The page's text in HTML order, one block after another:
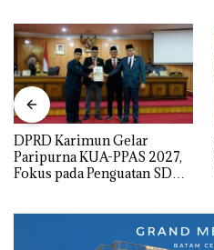
DPRD Karimun Gelar
Paripurna KUA-PPAS 2027,
Fokus pada Penguatan SDM,